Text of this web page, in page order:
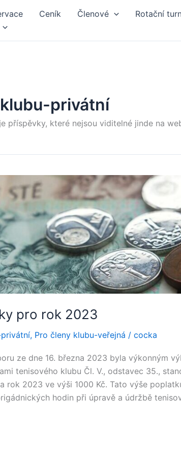
Ceník Členové Rotační
privátní
příspěvky, které nejsou viditelné jinde na
pro rok 2023
, Pro členy klubu-veřejná / cocka
ze dne 16. března 2023 byla výkonným
tenisového klubu Čl. V., odstavec 35.,
rok 2023 ve výši 1000 Kč. Tato výše
hodin při úpravě a údržbě